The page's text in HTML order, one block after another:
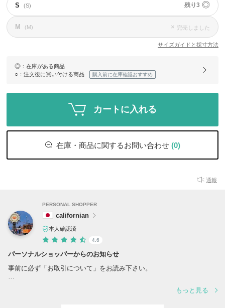
S (S) 残り3 ◎
M (M) × 完売しました
サイズガイドと採寸方法
◎ ：在庫がある商品
○ ：注文後に買い付ける商品 購入前に在庫確認おすすめ
カートに入れる
在庫・商品に関するお問い合わせ (0)
通報
PERSONAL SHOPPER
californian
本人確認済
4.6
パーソナルショッパーからのお知らせ
事前に必ず「お取引について」をお読み下さい。
もっと見る